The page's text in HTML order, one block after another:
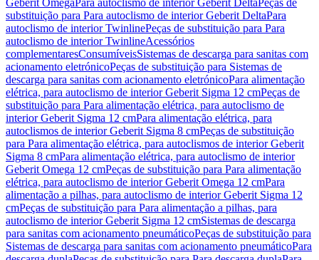
Geberit OmegaPara autoclismo de interior Geberit DeltaPeças de
substituição para Para autoclismo de interior Geberit DeltaPara
autoclismo de interior TwinlinePeças de substituição para Para
autoclismo de interior TwinlineAcessórios
complementaresConsumíveisSistemas de descarga para sanitas com
acionamento eletrónicoPeças de substituição para Sistemas de
descarga para sanitas com acionamento eletrónicoPara alimentação
elétrica, para autoclismo de interior Geberit Sigma 12 cmPeças de
substituição para Para alimentação elétrica, para autoclismo de
interior Geberit Sigma 12 cmPara alimentação elétrica, para
autoclismos de interior Geberit Sigma 8 cmPeças de substituição
para Para alimentação elétrica, para autoclismos de interior Geberit
Sigma 8 cmPara alimentação elétrica, para autoclismo de interior
Geberit Omega 12 cmPeças de substituição para Para alimentação
elétrica, para autoclismo de interior Geberit Omega 12 cmPara
alimentação a pilhas, para autoclismo de interior Geberit Sigma 12
cmPeças de substituição para Para alimentação a pilhas, para
autoclismo de interior Geberit Sigma 12 cmSistemas de descarga
para sanitas com acionamento pneumáticoPeças de substituição para
Sistemas de descarga para sanitas com acionamento pneumáticoPara